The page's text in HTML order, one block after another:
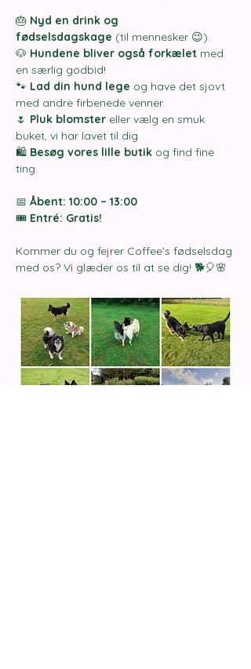
🎂 Nyd en drink og
fødselsdagskage (til mennesker 😉).
🐶 Hundene bliver også forkælet med
en særlig godbid!
🐾 Lad din hund lege og have det sjovt
med andre firbenede venner.
🌷 Pluk blomster eller vælg en smuk
buket, vi har lavet til dig.
🛍️ Besøg vores lille butik og find fine
ting.
📅 Åbent: 10:00 – 13:00
🎟️ Entré: Gratis!
Kommer du og fejrer Coffee’s fødselsdag
med os? Vi glæder os til at se dig! 🐕🎈🌸